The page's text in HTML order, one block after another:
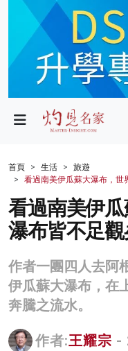
政局
財經
生活
健康
商業
科技
影片
名家榜
首頁 生活
旅遊
看過南美伊瓜蘇大瀑布，世
看過南美伊
瀑布皆不足觀
作者一團四人去阿
伊瓜蘇大瀑布，在
奔騰之流水。
作者:王耀宗 -